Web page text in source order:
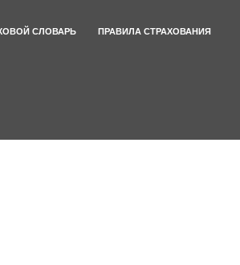
СЛОВАРЬ ПРАВИЛА СТРАХОВАНИЯ